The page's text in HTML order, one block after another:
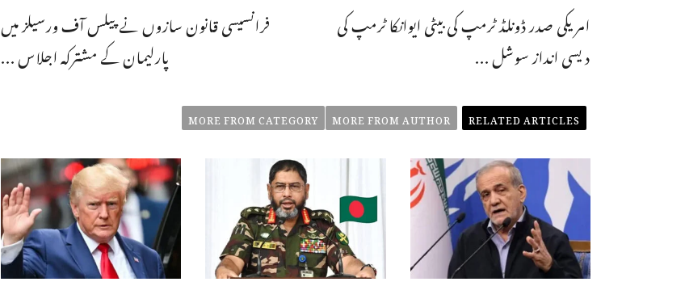
فرانسیسی قانون سازوں نے پیلس آف ورسیلز میں
پارلیمان کے مشترکہ اجلاس ...
امریکی صدر ڈونلڈ ٹرمپ کی بیٹی ایوانکا ٹرمپ کی
دیسی انداز سوشل ...
RELATED ARTICLES
MORE FROM AUTHOR
MORE FROM CATEGORY